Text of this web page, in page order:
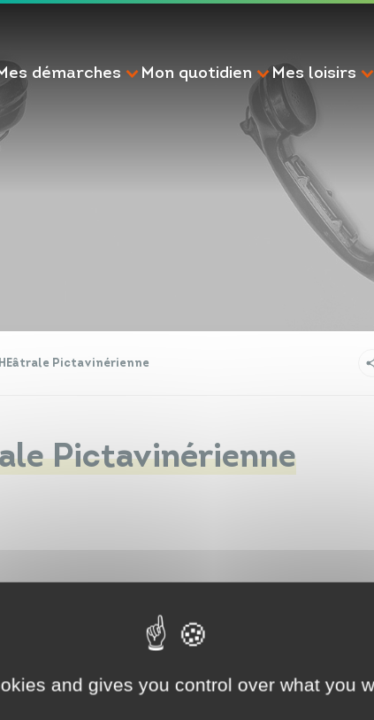
démarches Mon quotidien Mes loisirs
Pictavinérienne
Pictavinérienne
and gives you control over what you